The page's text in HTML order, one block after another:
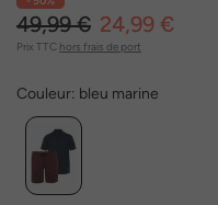
49,99 € 24,99 €
Prix TTC hors frais de port
Couleur: bleu marine